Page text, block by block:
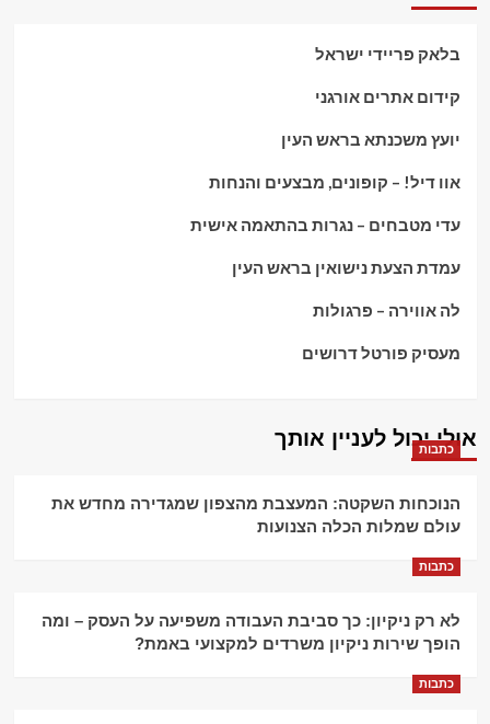
בלאק פריידי ישראל
קידום אתרים אורגני
יועץ משכנתא בראש העין
אוו דיל! – קופונים, מבצעים והנחות
עדי מטבחים – נגרות בהתאמה אישית
עמדת הצעת נישואין בראש העין
לה אווירה – פרגולות
מעסיק פורטל דרושים
אולי יכול לעניין אותך
כתבות
הנוכחות השקטה: המעצבת מהצפון שמגדירה מחדש את
עולם שמלות הכלה הצנועות
כתבות
לא רק ניקיון: כך סביבת העבודה משפיעה על העסק – ומה
הופך שירות ניקיון משרדים למקצועי באמת?
כתבות